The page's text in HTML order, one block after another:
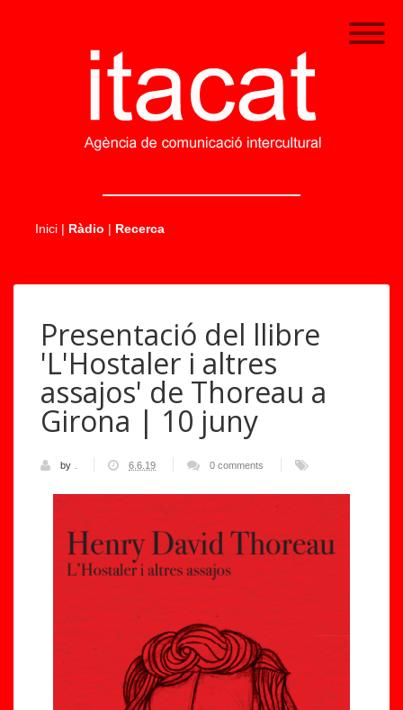
Inici | Ràdio | Recerca
Presentació del llibre
'L'Hostaler i altres
assajos' de Thoreau a
Girona | 10 juny
by 6.6.19 0 comments